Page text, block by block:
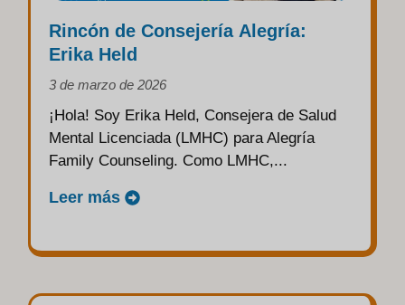
Rincón de Consejería Alegría:
Erika Held
3 de marzo de 2026
¡Hola! Soy Erika Held, Consejera de Salud
Mental Licenciada (LMHC) para Alegría
Family Counseling. Como LMHC,...
Leer más